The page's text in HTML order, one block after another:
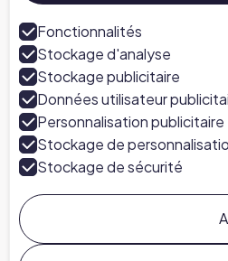
Fonctionnalités
Stockage d'analyse
Stockage publicitaire
Données utilisateur
Personnalisation publicitaire
Stockage de
Stockage de sécurité